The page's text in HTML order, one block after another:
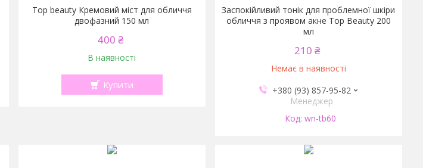
Top beauty Кремовий міст для обличчя
двофазний 150 мл
400 ₴
В наявності
Купити
Заспокійливий тонік для проблемної шкіри
обличчя з проявом акне Top Beauty 200
мл
210 ₴
Немає в наявності
+380 (93) 857-95-82
Менеджер
wn-tb60